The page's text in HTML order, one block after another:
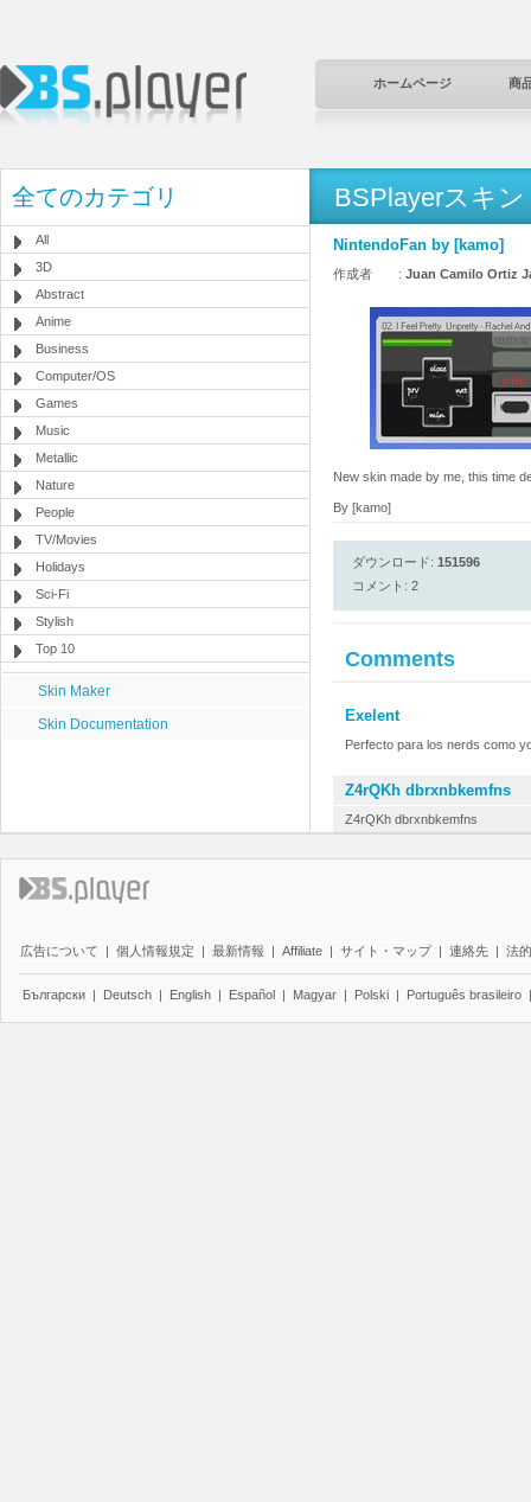
ホームページ 商
全てのカテゴリ
All
3D
Abstract
Anime
Business
Computer/OS
Games
Music
Metallic
Nature
People
TV/Movies
Holidays
Sci-Fi
Stylish
Top 10
Skin Maker
Skin Documentation
BSPlayerスキン
NintendoFan by [kamo]
作成者 : Juan Camilo Ortiz
New skin made by me, this time
By [kamo]
ダウンロード: 151596
コメント: 2
Comments
Exelent
Perfecto para los nerds como
Z4rQKh dbrxnbkemfns
Z4rQKh dbrxnbkemfns
広告について | 個人情報規定 | 最新情報 | Affiliate | サイト・マップ | 連絡先 | 法
Български | Deutsch | English | Español | Magyar | Polski | Português brasileiro